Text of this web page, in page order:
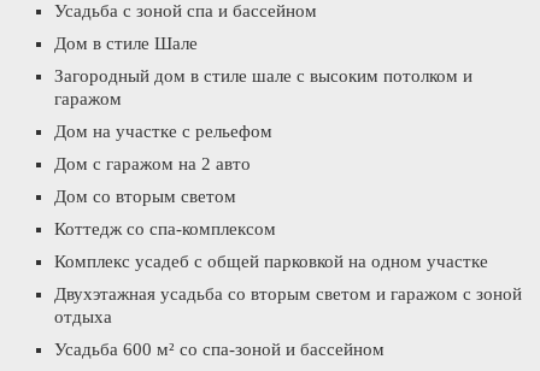
Усадьба с зоной спа и бассейном
Дом в стиле Шале
Загородный дом в стиле шале с высоким потолком и
гаражом
Дом на участке с рельефом
Дом с гаражом на 2 авто
Дом со вторым светом
Коттедж со спа-комплексом
Комплекс усадеб с общей парковкой на одном участке
Двухэтажная усадьба со вторым светом и гаражом с зоной
отдыха
Усадьба 600 м² со спа-зоной и бассейном